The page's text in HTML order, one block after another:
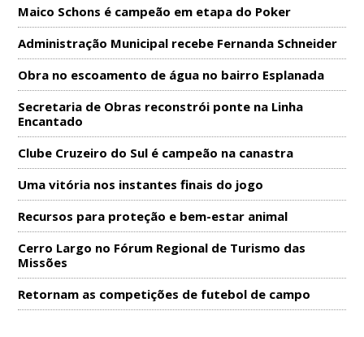
Maico Schons é campeão em etapa do Poker
Administração Municipal recebe Fernanda Schneider
Obra no escoamento de água no bairro Esplanada
Secretaria de Obras reconstrói ponte na Linha
Encantado
Clube Cruzeiro do Sul é campeão na canastra
Uma vitória nos instantes finais do jogo
Recursos para proteção e bem-estar animal
Cerro Largo no Fórum Regional de Turismo das
Missões
Retornam as competições de futebol de campo